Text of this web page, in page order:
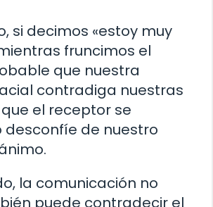
si decimos «estoy muy
fruncimos el
que nuestra
contradiga nuestras
el receptor se
desconfíe de nuestro
la comunicación no
puede contradecir el